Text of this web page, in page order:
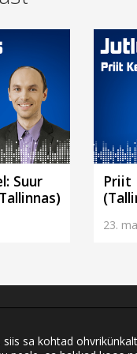
Suur
Priit
23.
siis sa kohtad